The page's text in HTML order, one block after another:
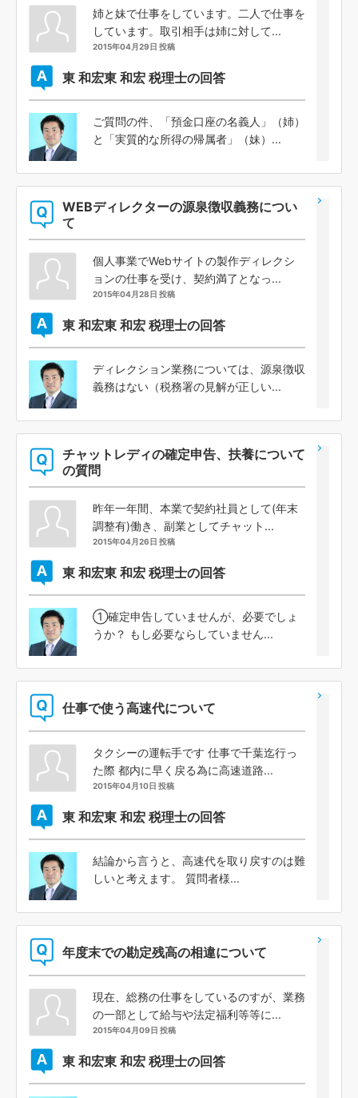
姉と妹で仕事をしています。二人で仕事を
しています。取引相手は姉に対して...
2015年04月29日 投稿
東 和宏東 和宏 税理士の回答
ご質問の件、「預金口座の名義人」（姉）
と「実質的な所得の帰属者」（妹）...
WEBディレクターの源泉徴収義務につい
て
個人事業でWebサイトの製作ディレクシ
ョンの仕事を受け、契約満了となっ...
2015年04月28日 投稿
東 和宏東 和宏 税理士の回答
ディレクション業務については、源泉徴収
義務はない（税務署の見解が正しい...
チャットレディの確定申告、扶養について
の質問
昨年一年間、本業で契約社員として(年末
調整有)働き、副業としてチャット...
2015年04月26日 投稿
東 和宏東 和宏 税理士の回答
①確定申告していませんが、必要でしょ
うか？ もし必要ならしていません...
仕事で使う高速代について
タクシーの運転手です 仕事で千葉迄行っ
た際 都内に早く戻る為に高速道路...
2015年04月10日 投稿
東 和宏東 和宏 税理士の回答
結論から言うと、高速代を取り戻すのは難
しいと考えます。 質問者様...
年度末での勘定残高の相違について
現在、総務の仕事をしているのすが、業務
の一部として給与や法定福利等等に...
2015年04月09日 投稿
東 和宏東 和宏 税理士の回答